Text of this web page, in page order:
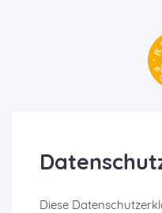
Diese